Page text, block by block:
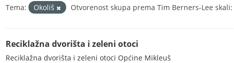
Tema:
Okoliš Otvorenost skupa prema Tim Berners-Lee skali:
Reciklažna dvorišta i zeleni otoci
Reciklažna dvorišta i zeleni otoci Općine Mikleuš